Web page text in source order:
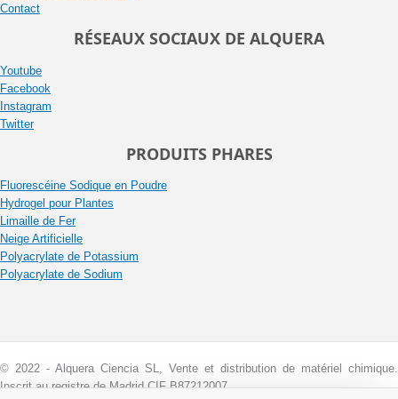
Contact
RÉSEAUX SOCIAUX DE ALQUERA
Youtube
Facebook
Instagram
Twitter
PRODUITS PHARES
Fluorescéine Sodique en Poudre
Hydrogel pour Plantes
Limaille de Fer
Neige Artificielle
Polyacrylate de Potassium
Polyacrylate de Sodium
© 2022 - Alquera Ciencia SL, Vente et distribution de matériel chimique.
Inscrit au registre de Madrid CIF B87212007.